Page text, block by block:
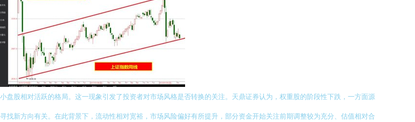
盘股相对活跃的格局。这一现象引发了投资者对市场风格是否转换的关注。天鼎证券认为，权重股的阶段性下跌，一方面源
找新方向有关。在此背景下，流动性相对宽裕，市场风险偏好有所提升，部分资金开始关注前期调整较为充分、估值相对合